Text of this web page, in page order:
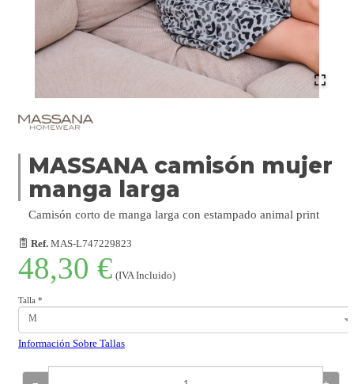
MASSANA camisón mujer
manga larga
Camisón corto de manga larga con estampado animal print
Ref. MAS-L747229823
48,30 € (IVA Incluido)
Talla *
M
Información Sobre Tallas